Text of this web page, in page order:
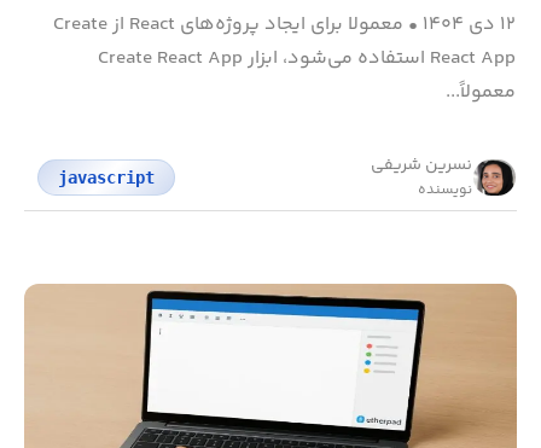
۱۲ دی ۱۴۰۴ •
معمولا برای ایجاد پروژه‌های React از Create
React App استفاده می‌شود، ابزار Create React App
معمولاً...
نسرین شریفی
نویسنده
javascript